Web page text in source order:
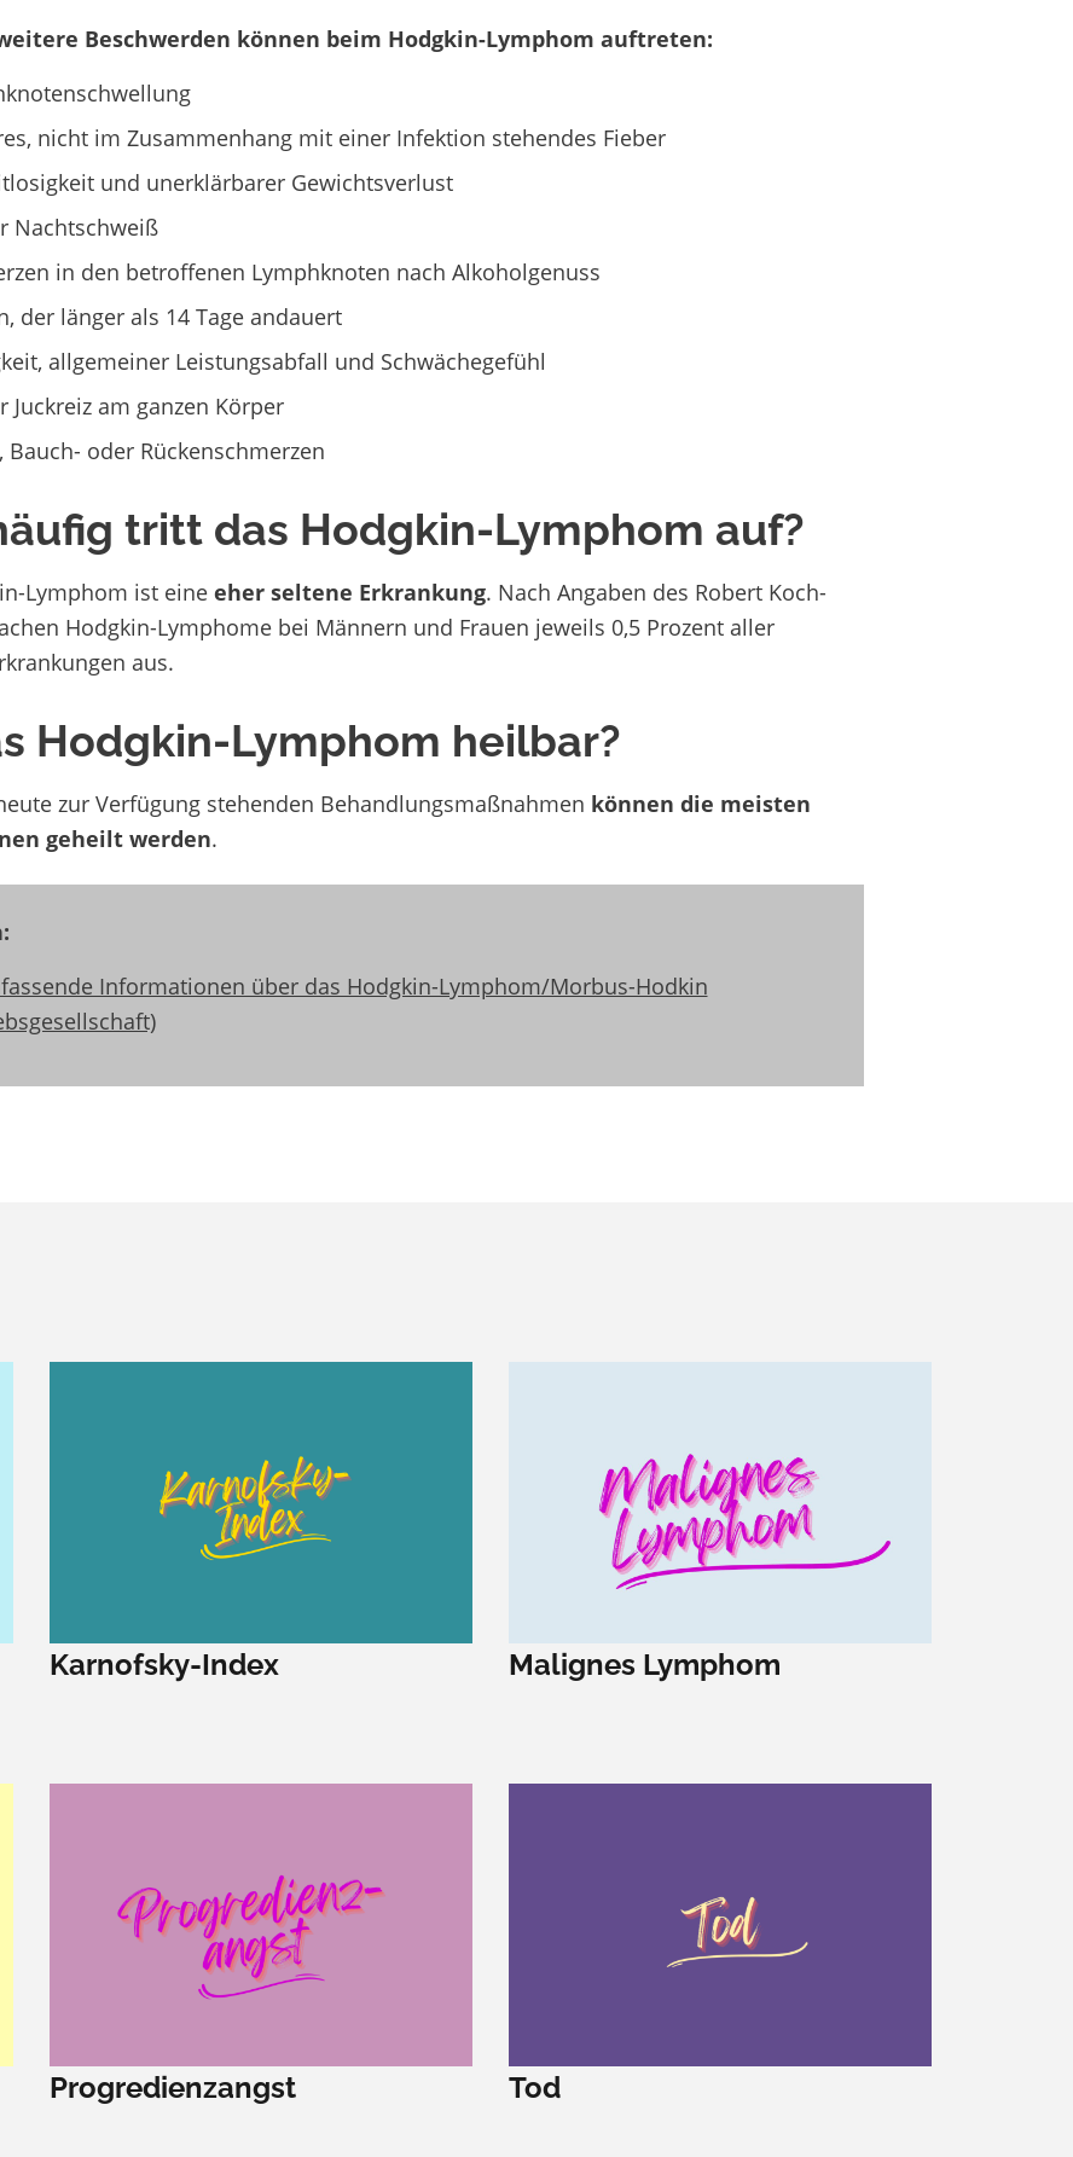
Beschwerden können beim Hodgkin-Lymphom auftreten:
nicht im Zusammenhang mit einer Infektion stehendes Fieber
und unerklärbarer Gewichtsverlust
Nachtschweiß
in den betroffenen Lymphknoten nach Alkoholgenuss
der länger als 14 Tage andauert
allgemeiner Leistungsabfall und Schwächegefühl
Juckreiz am ganzen Körper
Bauch- oder Rückenschmerzen
tritt das Hodgkin-Lymphom auf?
Lymphom ist eine eher seltene Erkrankung. Nach Angaben des Robert Koch-
Hodgkin-Lymphome bei Männern und Frauen jeweils 0,5 Prozent aller
aus.
Hodgkin-Lymphom heilbar?
zur Verfügung stehenden Behandlungsmaßnahmen können die meisten
geheilt werden.
Informationen über das Hodgkin-Lymphom/Morbus-Hodkin
Karnofsky-Index Malignes Lymphom
Progredienzangst Tod